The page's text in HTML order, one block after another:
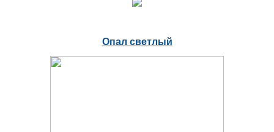
Опал светлый